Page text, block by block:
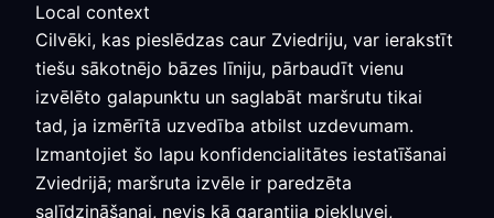
Local context
Cilvēki, kas pieslēdzas caur Zviedriju, var ierakstīt
tiešu sākotnējo bāzes līniju, pārbaudīt vienu
izvēlēto galapunktu un saglabāt maršrutu tikai
tad, ja izmērītā uzvedība atbilst uzdevumam.
Izmantojiet šo lapu konfidencialitātes iestatīšanai
Zviedrijā; maršruta izvēle ir paredzēta
salīdzināšanai, nevis kā garantija piekļuvei,